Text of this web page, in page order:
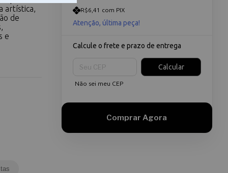
artística,
de
e
R$6,41 com PIX
Atenção, última peça!
Calcule o frete e prazo de entrega
Calcular
Não sei meu CEP